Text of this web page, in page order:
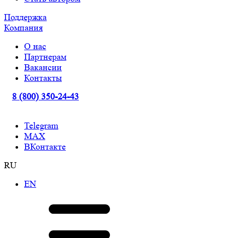
Поддержка
Компания
О нас
Партнерам
Вакансии
Контакты
8 (800) 350-24-43
Telegram
МАХ
ВКонтакте
RU
EN